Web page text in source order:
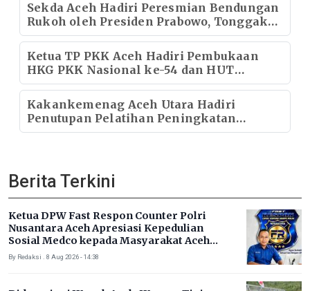
Sekda Aceh Hadiri Peresmian Bendungan
Rukoh oleh Presiden Prabowo, Tonggak
Baru Ketahanan Pangan Aceh
Ketua TP PKK Aceh Hadiri Pembukaan
HKG PKK Nasional ke-54 dan HUT
Dekranas ke-46
Kakankemenag Aceh Utara Hadiri
Penutupan Pelatihan Peningkatan
Kapasitas SDM Digital BAKTI Kominfo
Berita Terkini
Ketua DPW Fast Respon Counter Polri
Nusantara Aceh Apresiasi Kepedulian
Sosial Medco kepada Masyarakat Aceh
Timur
By Redaksi . 8 Aug 2026 - 14:38